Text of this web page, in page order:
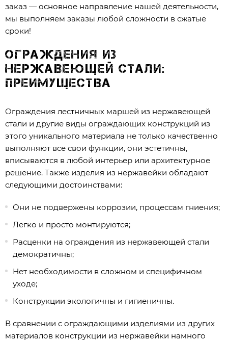
заказ — основное направление нашей деятельности,
мы выполняем заказы любой сложности в сжатые
сроки!
Ограждения из
нержавеющей стали:
преимущества
Ограждения лестничных маршей из нержавеющей
стали и другие виды ограждающих конструкций из
этого уникального материала не только качественно
выполняют все свои функции, они эстетичны,
вписываются в любой интерьер или архитектурное
решение. Также изделия из нержавейки обладают
следующими достоинствами:
Они не подвержены коррозии, процессам гниения;
Легко и просто монтируются;
Расценки на ограждения из нержавеющей стали
демократичны;
Нет необходимости в сложном и специфичном
уходе;
Конструкции экологичны и гигиеничны.
В сравнении с ограждающими изделиями из других
материалов конструкции из нержавейки намного